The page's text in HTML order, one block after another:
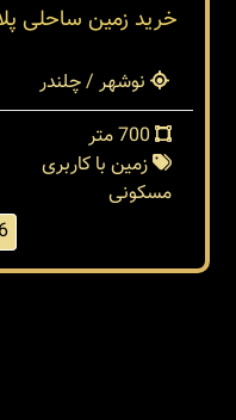
خرید زمین ساحلی
نوشهر / چلندر
زمین با کاربری
مسکونی
36